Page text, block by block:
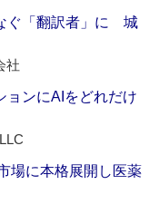
ぐ「翻訳者」に 城
社
ョンにAIをどれだけ
場に本格展開し医薬